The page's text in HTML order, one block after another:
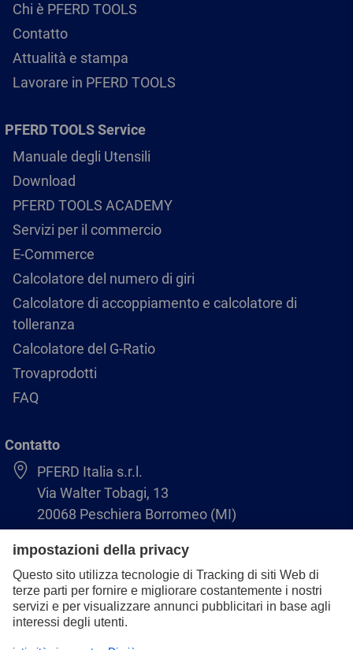
Chi è PFERD TOOLS
Contatto
Attualità e stampa
Lavorare in PFERD TOOLS
PFERD TOOLS Service
Manuale degli Utensili
Download
PFERD TOOLS ACADEMY
Servizi per il commercio
E-Commerce
Calcolatore del numero di giri
Calcolatore di accoppiamento e calcolatore di
tolleranza
Calcolatore del G-Ratio
Trovaprodotti
FAQ
Contatto
PFERD Italia s.r.l.
Via Walter Tobagi, 13
20068 Peschiera Borromeo (MI)
02-55.30.24.86
infoitalia@pferd.com
02-55.30.25.18